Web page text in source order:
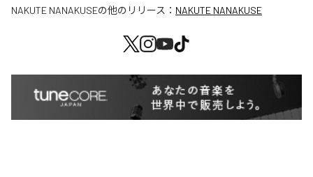
NAKUTE NANAKUSEの他のリリース： NAKUTE NANAKUSE